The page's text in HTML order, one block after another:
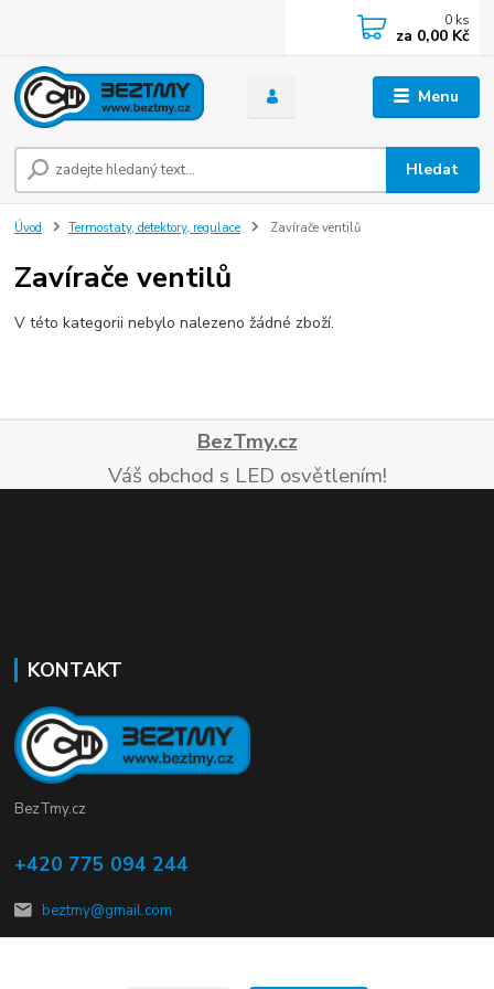
Menu
Hledat
0 ks
za 0,00 Kč
Úvod Termostaty, detektory, regulace Zavírače ventilů
Zavírače ventilů
V této kategorii nebylo nalezeno žádné zboží.
BezTmy.cz
Váš obchod s LED osvětlením!
KONTAKT
BezTmy.cz
+420 775 094 244
beztmy@gmail.com